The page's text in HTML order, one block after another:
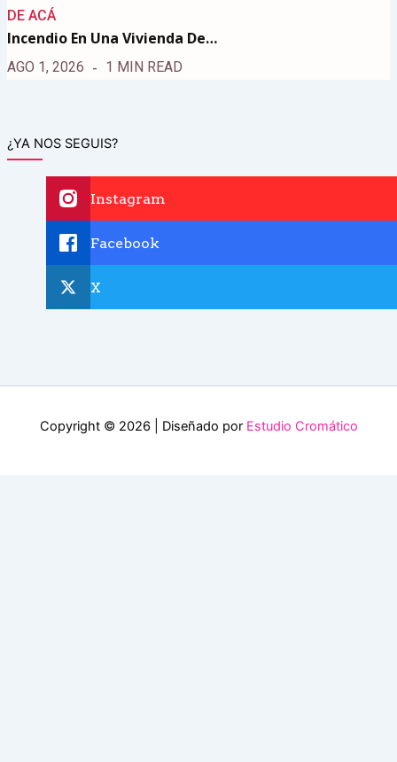
DE ACÁ
Incendio En Una Vivienda De…
AGO 1, 2026 1 MIN READ
¿YA NOS SEGUIS?
Instagram
Facebook
X
Copyright © 2026 | Diseñado por Estudio Cromático